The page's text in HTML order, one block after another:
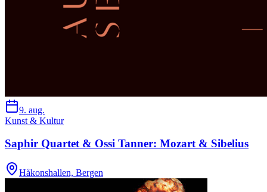
9. aug.
Kunst & Kultur
Saphir Quartet & Ossi Tanner: Mozart & Sibelius
Håkonshallen, Bergen